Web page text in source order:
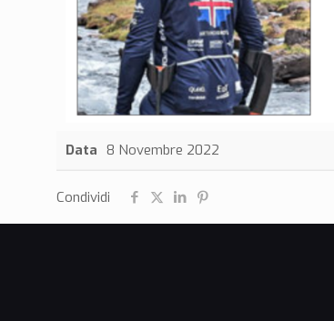
Data 8 Novembre 2022
Condividi